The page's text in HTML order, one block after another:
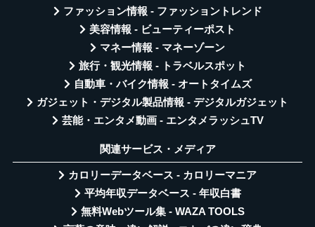
ファッション情報 - ファッショントレンド
美容情報 - ビューティーポスト
マネー情報 - マネーゾーン
旅行・観光情報 - トラベルスポット
自動車・バイク情報 - オートタイムズ
ガジェット・デジタル製品情報 - デジタルガジェット
芸能・エンタメ動画 - エンタメラッシュTV
関連サービス・メディア
カロリーデータベース - カロリーマニア
平均年収データベース - 年収白書
無料Webツール集 - WAZA TOOLS